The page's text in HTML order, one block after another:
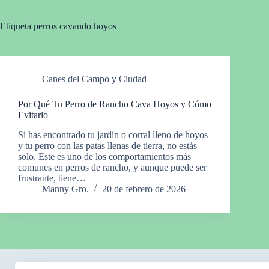
Etiqueta perros cavando hoyos
Canes del Campo y Ciudad
Por Qué Tu Perro de Rancho Cava Hoyos y Cómo
Evitarlo
Si has encontrado tu jardín o corral lleno de hoyos
y tu perro con las patas llenas de tierra, no estás
solo. Este es uno de los comportamientos más
comunes en perros de rancho, y aunque puede ser
frustrante, tiene…
Manny Gro.
20 de febrero de 2026